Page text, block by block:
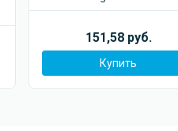
151,58 руб.
Купить